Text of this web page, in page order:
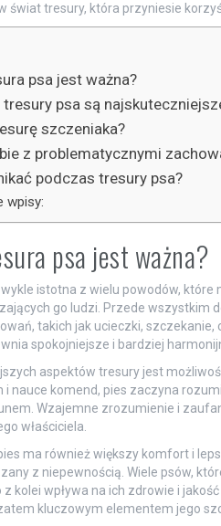
świat tresury, która przyniesie
psa jest ważna?
psa są
szczeniaka?
z problematycznymi
podczas tresury psa?
wpisy:
psa jest ważna?
istotna z wielu powodów,
go ludzi. Przede wszystkim
takich jak ucieczki,
spokojniejsze i bardziej
aspektów tresury jest
nauce komend, pies zaczyna
Wzajemne zrozumienie i
właściciela.
ma również większy komfort i
z niepewnością. Wiele psów,
z kolei wpływa na ich zdrowie i
kluczowym elementem jego